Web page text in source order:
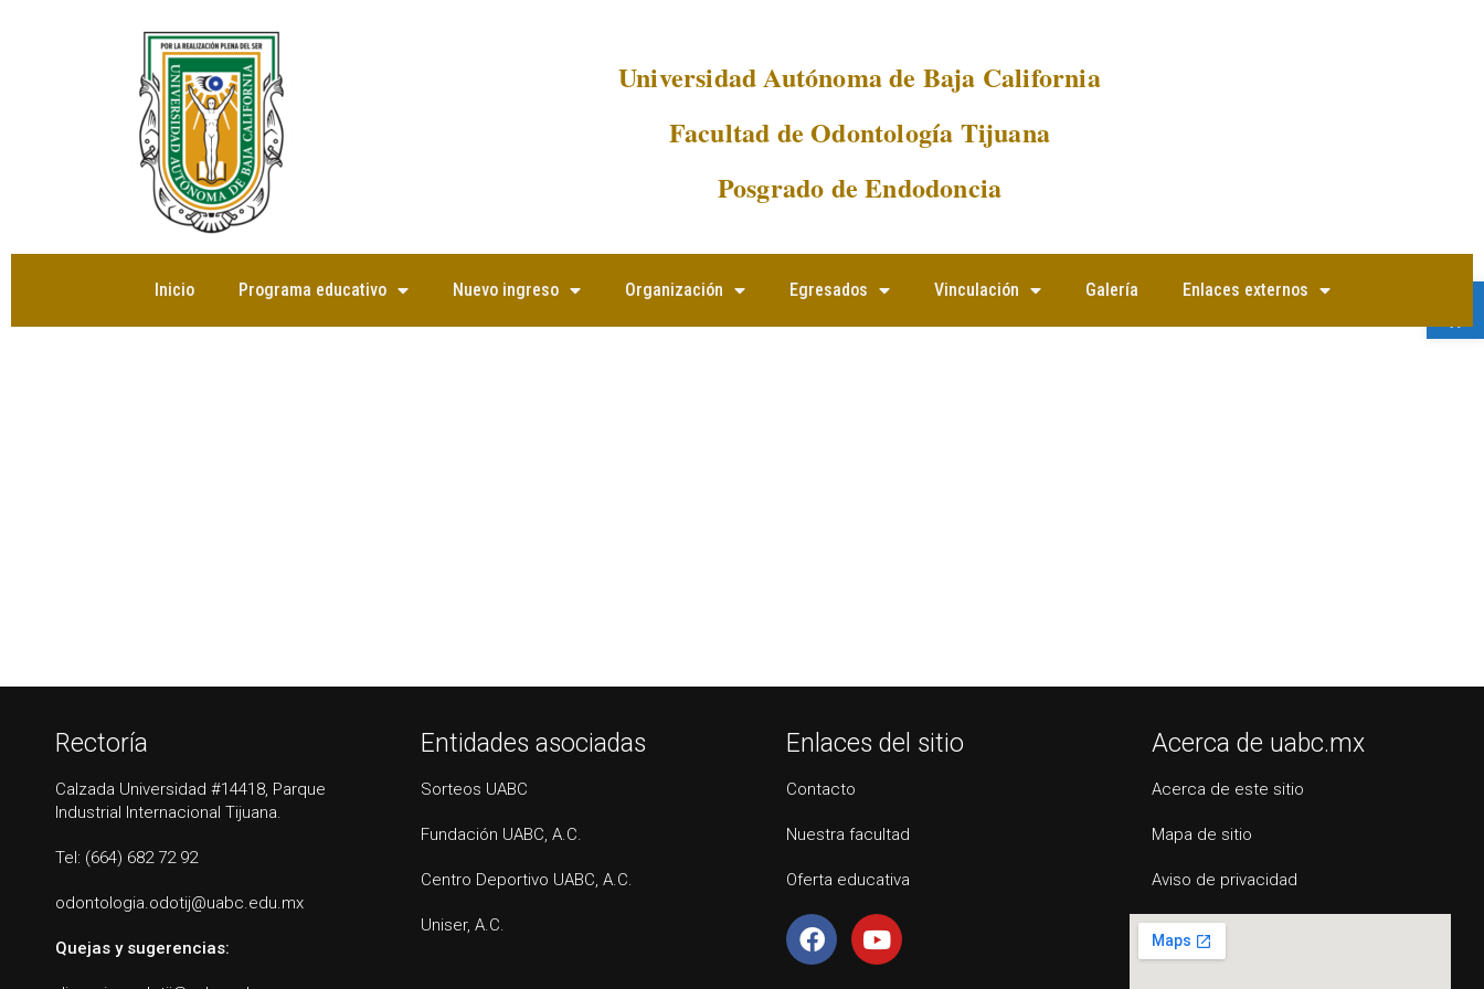
Universidad Autónoma de Baja California
Facultad de Odontología Tijuana
Posgrado de Endodoncia
Inicio Programa educativo Nuevo ingreso Organización Egresados Vinculación Galería Enlaces externos
Rectoría
Calzada Universidad #14418, Parque
Industrial Internacional Tijuana.
Tel: (664) 682 72 92
odontologia.odotij@uabc.edu.mx
Quejas y sugerencias:
Entidades asociadas
Sorteos UABC
Fundación UABC, A.C.
Centro Deportivo UABC, A.C.
Uniser, A.C.
Enlaces del sitio
Contacto
Nuestra facultad
Oferta educativa
Acerca de uabc.mx
Acerca de este sitio
Mapa de sitio
Aviso de privacidad